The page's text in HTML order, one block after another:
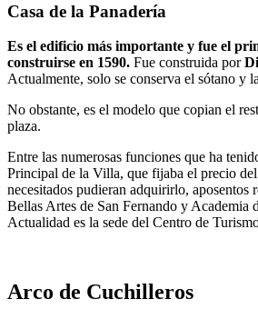
Casa de la Panadería
Es el edificio más importante y fue el
construirse en 1590. Fue construida por
Actualmente, solo se conserva el sótano y
No obstante, es el modelo que copian el
plaza.
Entre las numerosas funciones que ha
Principal de la Villa, que fijaba el precio
necesitados pudieran adquirirlo, aposentos
Bellas Artes de San Fernando y Academia
Actualidad es la sede del Centro de
Arco de Cuchilleros